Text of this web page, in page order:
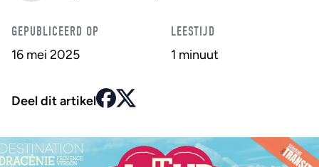
GEPUBLICEERD OP
16 mei 2025
LEESTIJD
1 minuut
Deel dit artikel